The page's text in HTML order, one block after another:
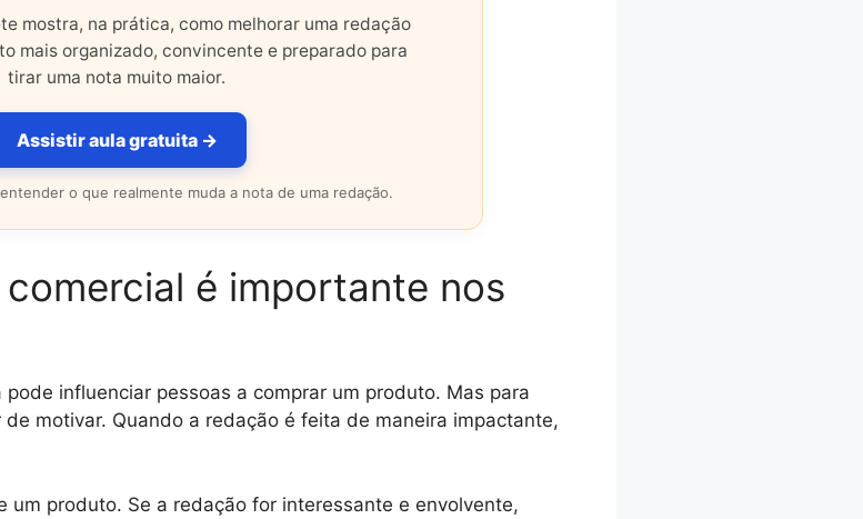
mostra, na prática, como melhorar uma redação
mais organizado, convincente e preparado para
tirar uma nota muito maior.
Assistir aula gratuita →
o que realmente muda a nota de uma redação.
é importante nos
influenciar pessoas a comprar um produto. Mas para
motivar. Quando a redação é feita de maneira impactante,
um produto. Se a redação for interessante e envolvente,